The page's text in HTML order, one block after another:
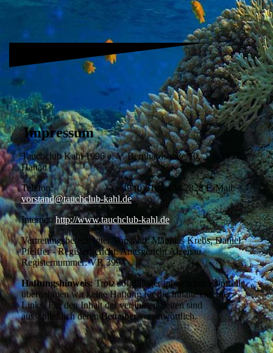
Impressum
Tauchclub Kahl 1996 e. V. Bernhardstraße 10, 63457
Hanau
Telefon: +49 (0)6181 434 2828 E-Mail:
vorstand@tauchclub-kahl.de
Internet: http://www.tauchclub-kahl.de
Vertretungsberechtigter Vorstand: Matthias Krebs, Daniel
Pfeiffer - Registergericht: Amtsgericht Alzenau
Registernummer: VR 399
Haftungshinweis:Trotz sorgfältiger inhaltlicher Kontrolle
übernehmen wir keine Haftung für die Inhalte externer
Links. Für den Inhalt der verlinkten Seiten sind
ausschließlich deren Betreiber verantwortlich.